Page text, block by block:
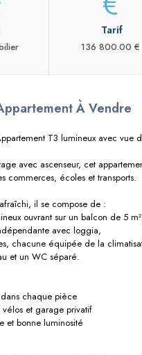
Tarif
136 800.00 €
À Vendre
T3 lumineux avec vue
avec ascenseur, cet
commerces, écoles et transports.
il se compose de :
ouvrant sur un balcon de 5
avec loggia,
chacune équipée de la
et un WC séparé.
chaque pièce
et garage privatif
et bonne luminosité